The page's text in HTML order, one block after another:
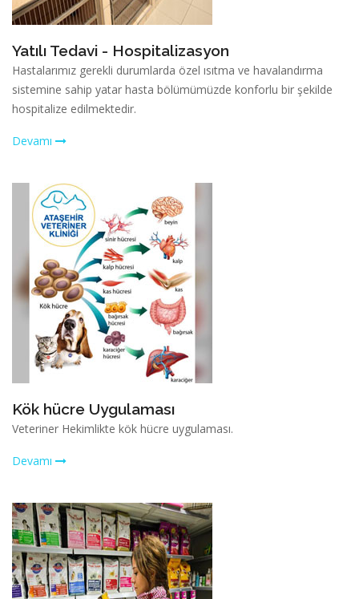
Yatılı Tedavi - Hospitalizasyon
Hastalarımız gerekli durumlarda özel ısıtma ve havalandırma
sistemine sahip yatar hasta bölümümüzde konforlu bir şekilde
hospitalize edilmektedir.
Devamı
Kök hücre Uygulaması
Veteriner Hekimlikte kök hücre uygulaması.
Devamı